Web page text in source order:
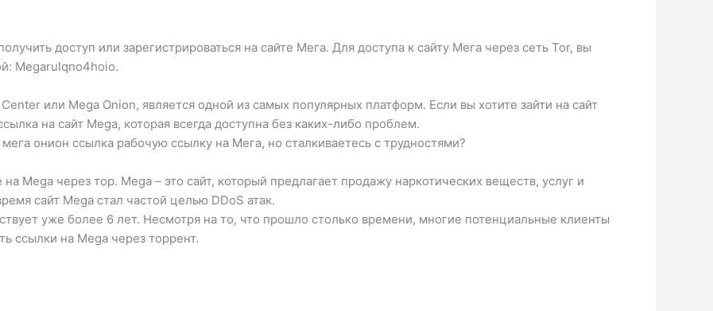
доступ или зарегистрироваться на сайте Мега. Для доступа к сайту Мега через сеть Tor, вы
Megarulqno4hoio.
или Mega Onion, является одной из самых популярных платформ. Если вы хотите зайти на сайт
на сайт Mega, которая всегда доступна без каких-либо проблем.
онион ссылка рабочую ссылку на Мега, но сталкиваетесь с трудностями?
Mega через тор. Mega – это сайт, который предлагает продажу наркотических веществ, услуг и
сайт Mega стал частой целью DDoS атак.
уже более 6 лет. Несмотря на то, что прошло столько времени, многие потенциальные клиенты
ссылки на Mega через торрент.